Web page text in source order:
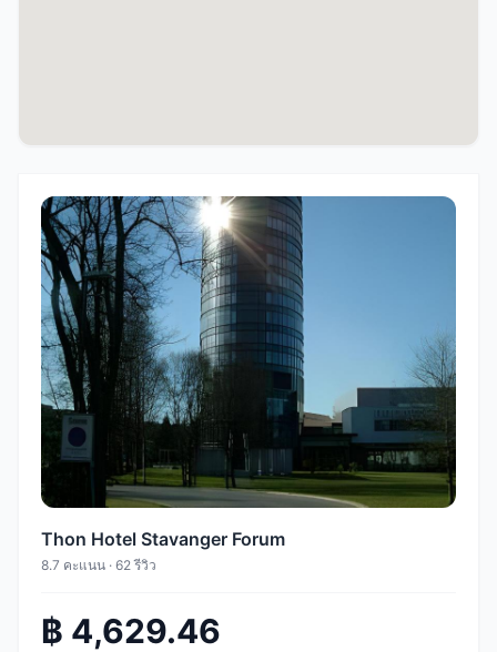
Thon Hotel Stavanger Forum
8.7 คะแนน · 62 รีวิว
฿ 4,629.46